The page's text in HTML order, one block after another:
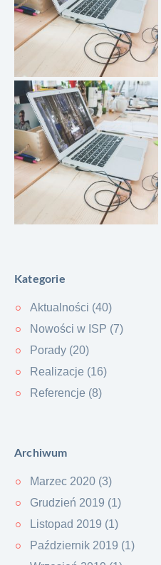
Kategorie
Aktualności (40)
Nowości w ISP (7)
Porady (20)
Realizacje (16)
Referencje (8)
Archiwum
Marzec 2020 (3)
Grudzień 2019 (1)
Listopad 2019 (1)
Październik 2019 (1)